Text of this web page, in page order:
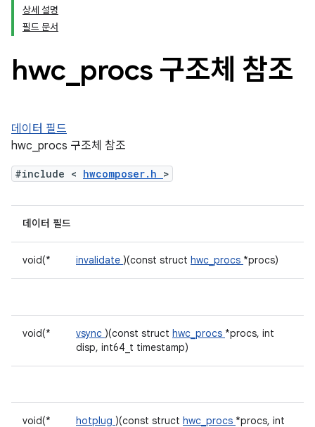
상세 설명
필드 문서
hwc procs 구조체 참조
데이터 필드
hwc_procs 구조체 참조
#include < hwcomposer.h >
데이터 필드
void(* invalidate )(const struct hwc_procs *procs)
void(* vsync )(const struct hwc_procs *procs, int
disp, int64_t timestamp)
void(* hotplug )(const struct hwc_procs *procs, int